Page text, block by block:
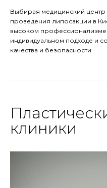
Выбирая медицинский
проведения липосакции в
высоком профессионализме
индивидуальном подходе и
качества и безопасности.
клиники